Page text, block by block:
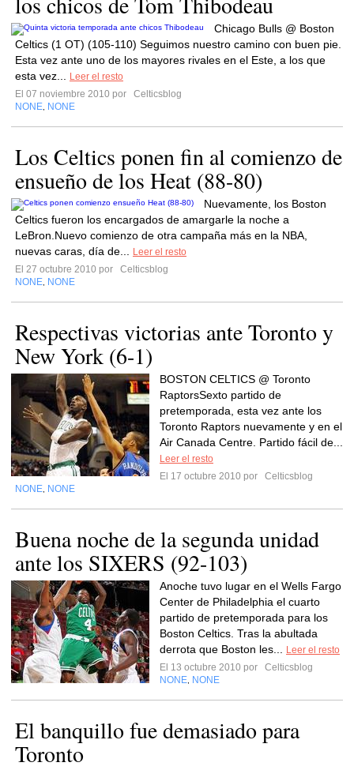
Chicago Bulls @ Boston
Celtics (1 OT) (105-110) Seguimos nuestro camino con buen pie.
Esta vez ante uno de los mayores rivales en el Este, a los que
esta vez...
Leer el resto
El 07 noviembre 2010 por
Celticsblog
NONE NONE
Los Celtics ponen fin al comienzo de
ensueño de los Heat (88-80)
Nuevamente, los Boston
Celtics fueron los encargados de amargarle la noche a
LeBron.Nuevo comienzo de otra campaña más en la NBA,
nuevas caras, día de...
Leer el resto
El 27 octubre 2010 por
Celticsblog
NONE NONE
Respectivas victorias ante Toronto y
New York (6-1)
BOSTON CELTICS @ Toronto
RaptorsSexto partido de
pretemporada, esta vez ante los
Toronto Raptors nuevamente y en el
Air Canada Centre. Partido fácil de...
Leer el resto
El 17 octubre 2010 por
Celticsblog
NONE NONE
Buena noche de la segunda unidad
ante los SIXERS (92-103)
Anoche tuvo lugar en el Wells Fargo
Center de Philadelphia el cuarto
partido de pretemporada para los
Boston Celtics. Tras la abultada
derrota que Boston les...
Leer el resto
El 13 octubre 2010 por
Celticsblog
NONE NONE
El banquillo fue demasiado para
Toronto